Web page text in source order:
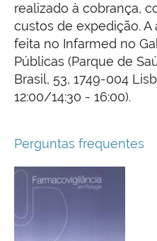
realizado à cobrança,
custos de expedição.
feita no Infarmed no
Públicas (Parque de
Brasil, 53, 1749-004
12:00/14:30 - 16:00).
Perguntas frequentes